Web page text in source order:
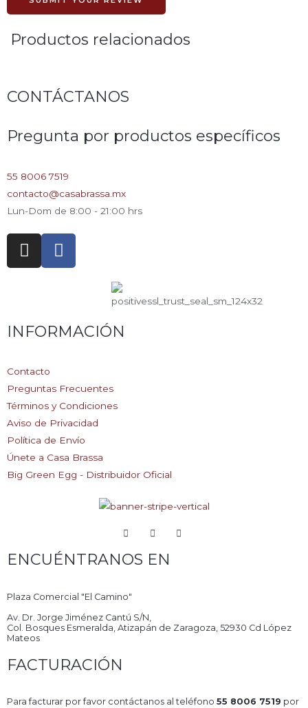
Productos relacionados
CONTÁCTANOS
Pregunta por productos específicos
55 8006 7519
contacto@casabrassa.mx
Lun-Dom de 8:00 - 21:00 hrs
I
n
g
m
F
a
o
f
INFORMACIÓN
Contacto
Preguntas Frecuentes
Términos y Condiciones
Aviso de Privacidad
Política de Envío
Únete a Casa Brassa
Big Green Egg - Distribuidor Oficial
ENCUÉNTRANOS EN
Plaza Comercial "El Camino"
Av. Dr. Jorge Jiménez Cantú S/N,
Col. Bosques Esmeralda, Atizapán de Zaragoza, 52930 Cd López
Mateos
FACTURACIÓN
Para facturar por favor contáctanos al teléfono 55 8006 7519 por